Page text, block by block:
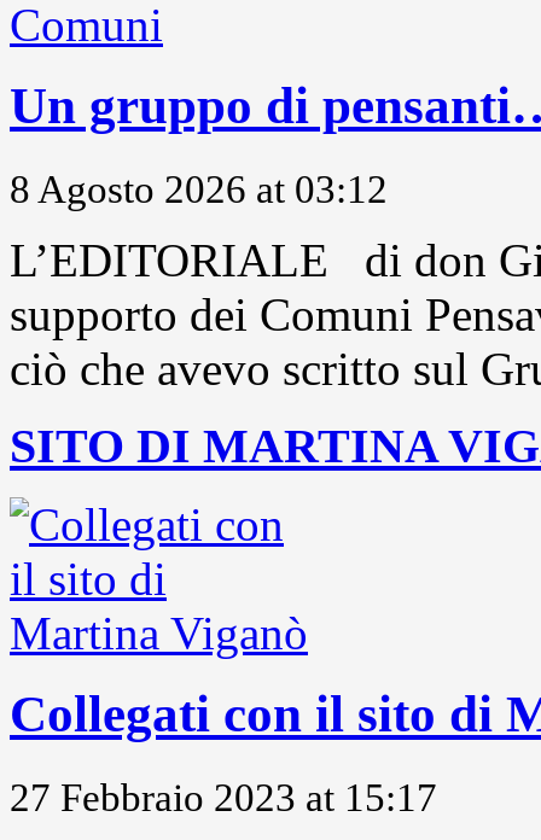
Un gruppo di
8 Agosto 2026 at 03:12
L’EDITORIALE di don
supporto dei Comuni
ciò che avevo scritto sul
SITO DI MARTINA
Collegati con il sito di
27 Febbraio 2023 at 15:17